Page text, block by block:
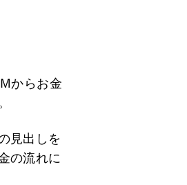
からお金
見出しを
の流れに